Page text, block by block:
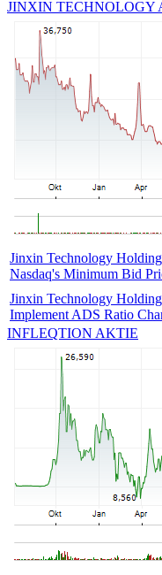
JINXIN TECHNOLOGY
Jinxin Technology
Nasdaq's Minimum Bid
Jinxin Technology
Implement ADS Ratio
INFLEQTION AKTIE